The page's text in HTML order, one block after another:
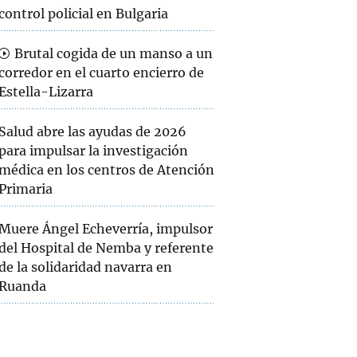
policial en Bulgaria
Brutal cogida de un manso a un
en el cuarto encierro de
Lizarra
Salud abre las ayudas de 2026
impulsar la investigación
en los centros de Atención
Ángel Echeverría, impulsor
Hospital de Nemba y referente
la solidaridad navarra en